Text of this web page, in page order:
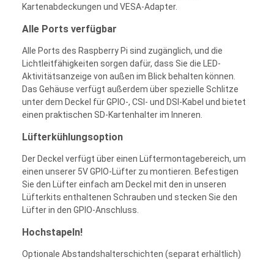
Kartenabdeckungen und VESA-Adapter.
Alle Ports verfügbar
Alle Ports des Raspberry Pi sind zugänglich, und die
Lichtleitfähigkeiten sorgen dafür, dass Sie die LED-
Aktivitätsanzeige von außen im Blick behalten können.
Das Gehäuse verfügt außerdem über spezielle Schlitze
unter dem Deckel für GPIO-, CSI- und DSI-Kabel und bietet
einen praktischen SD-Kartenhalter im Inneren.
Lüfterkühlungsoption
Der Deckel verfügt über einen Lüftermontagebereich, um
einen unserer 5V GPIO-Lüfter zu montieren. Befestigen
Sie den Lüfter einfach am Deckel mit den in unseren
Lüfterkits enthaltenen Schrauben und stecken Sie den
Lüfter in den GPIO-Anschluss.
Hochstapeln!
Optionale Abstandshalterschichten (separat erhältlich)